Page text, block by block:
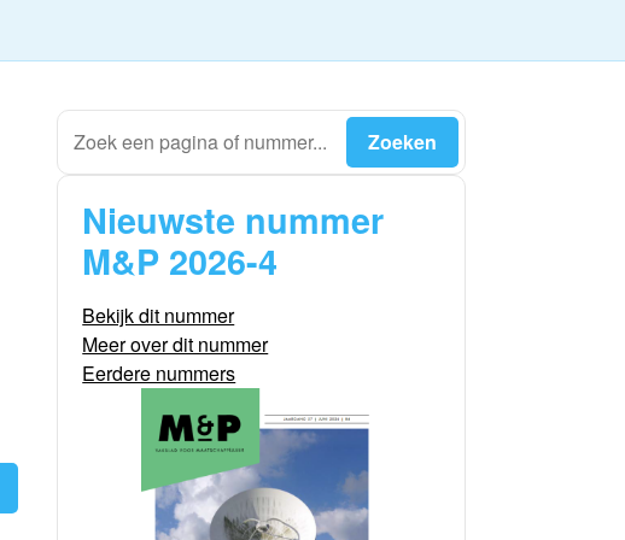
Nieuwste nummer
M&P 2026-4
Bekijk dit nummer
Meer over dit nummer
Eerdere nummers